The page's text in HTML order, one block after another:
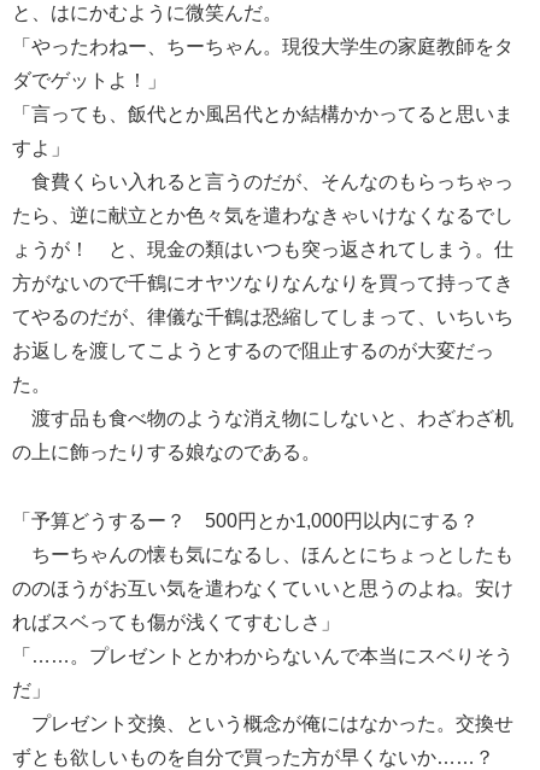
と、はにかむように微笑んだ。
「やったわねー、ちーちゃん。現役大学生の家庭教師をタ
ダでゲットよ！」
「言っても、飯代とか風呂代とか結構かかってると思いま
すよ」
食費くらい入れると言うのだが、そんなのもらっちゃっ
たら、逆に献立とか色々気を遣わなきゃいけなくなるでし
ょうが！ と、現金の類はいつも突っ返されてしまう。仕
方がないので千鶴にオヤツなりなんなりを買って持ってき
てやるのだが、律儀な千鶴は恐縮してしまって、いちいち
お返しを渡してこようとするので阻止するのが大変だっ
た。
渡す品も食べ物のような消え物にしないと、わざわざ机
の上に飾ったりする娘なのである。
「予算どうするー？ 500円とか1,000円以内にする？
ちーちゃんの懐も気になるし、ほんとにちょっとしたも
ののほうがお互い気を遣わなくていいと思うのよね。安け
ればスベっても傷が浅くてすむしさ」
「……。プレゼントとかわからないんで本当にスベりそう
だ」
プレゼント交換、という概念が俺にはなかった。交換せ
ずとも欲しいものを自分で買った方が早くないか……？